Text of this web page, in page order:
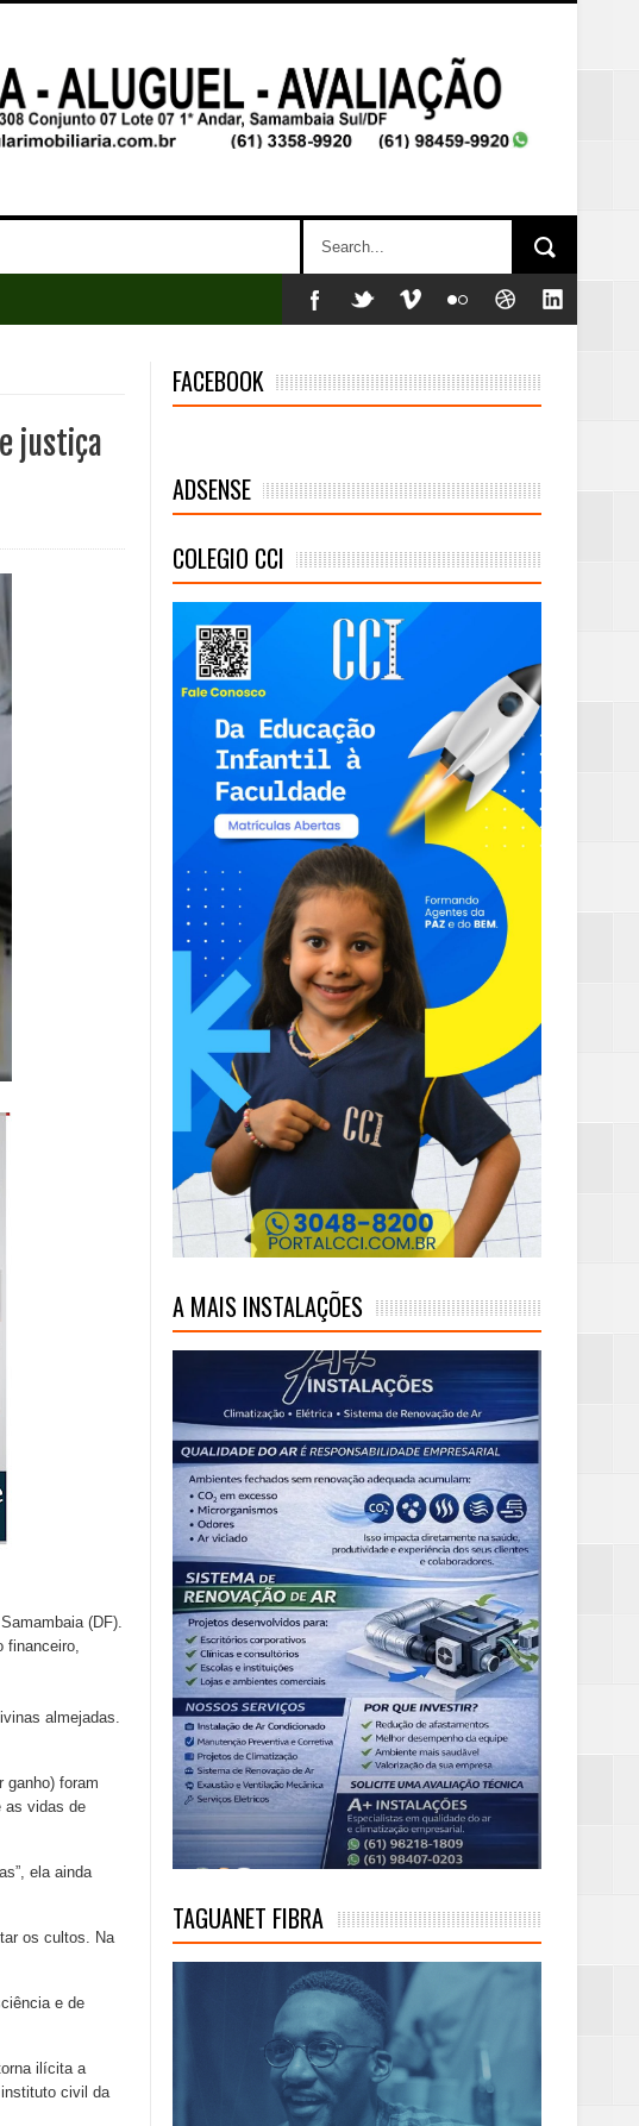
72% da meta alcançada
das Emas e Água Quente
justiça
(DF).
financeiro,
almejadas.
ganho) foram
as vidas de
ela ainda
os cultos. Na
e de
ilícita a
civil da
FACEBOOK
ADSENSE
COLEGIO CCI
A MAIS INSTALAÇÕES
TAGUANET FIBRA